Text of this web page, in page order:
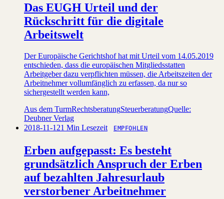
Das EUGH Urteil und der
Rückschritt für die digitale
Arbeitswelt
Der Europäische Gerichtshof hat mit Urteil vom 14.05.2019
entschieden, dass die europäischen Mitgliedsstatten
Arbeitgeber dazu verpflichten müssen, die Arbeitszeiten der
Arbeitnehmer vollumfänglich zu erfassen, da nur so
sichergestellt werden kann,
Aus dem TurmRechtsberatungSteuerberatungQuelle:
Deubner Verlag
2018-11-121 Min Lesezeit EMPFOHLEN
Erben aufgepasst: Es besteht
grundsätzlich Anspruch der Erben
auf bezahlten Jahresurlaub
verstorbener Arbeitnehmer